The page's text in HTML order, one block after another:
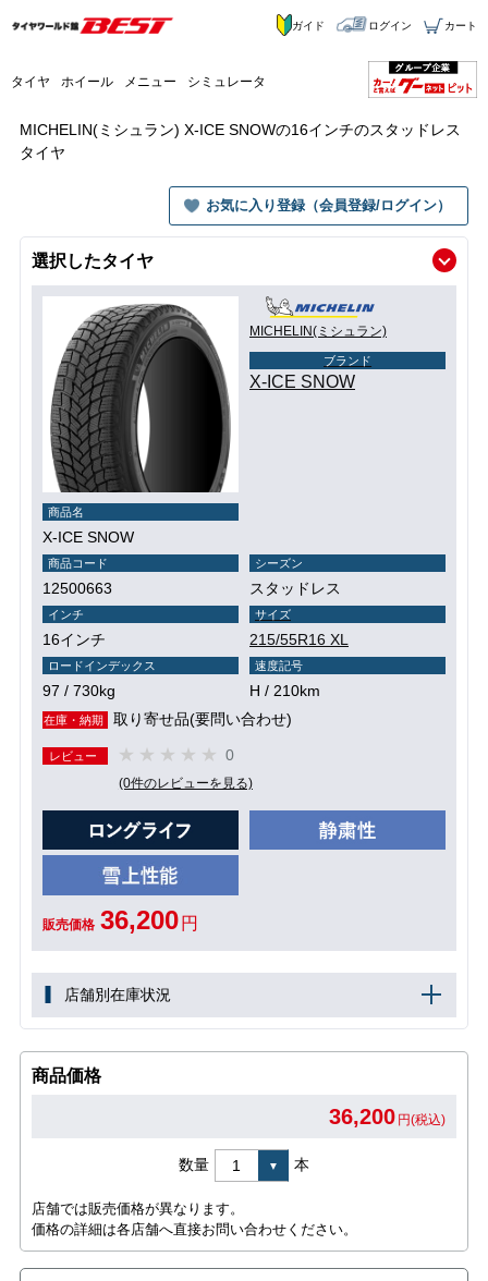
タイヤ ホイール メニュー シミュレータ
ガイド ログイン カート
MICHELIN(ミシュラン) X-ICE SNOWの16インチのスタッドレス
タイヤ
お気に入り登録（会員登録/ログイン）
選択したタイヤ
MICHELIN(ミシュラン)
ブランド
X-ICE SNOW
商品名
X-ICE SNOW
商品コード
12500663
シーズン
スタッドレス
インチ
16インチ
サイズ
215/55R16 XL
ロードインデックス
97 / 730kg
速度記号
H / 210km
在庫・納期 取り寄せ品(要問い合わせ)
レビュー 0
(0件のレビューを見る)
販売価格 36,200 円
店舗別在庫状況
商品価格
36,200 円(税込)
数量 本
店舗では販売価格が異なります。
価格の詳細は各店舗へ直接お問い合わせください。